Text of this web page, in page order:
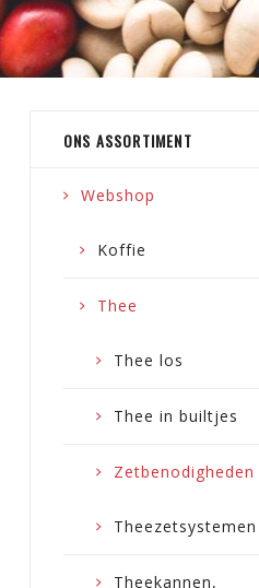
ONS ASSORTIMENT
Webshop
Koffie
Thee
Thee los
Thee in builtjes
Zetbenodigheden
Theezetsystemen
Theekannen,